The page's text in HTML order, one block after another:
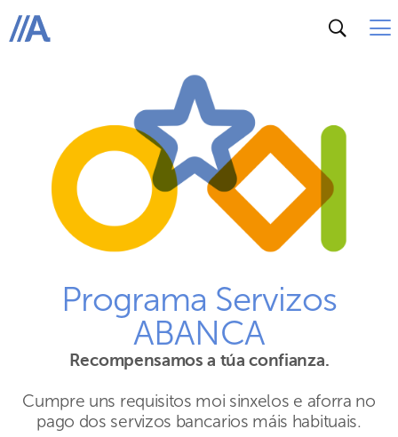
ABANCA
Programa Servizos
ABANCA
Recompensamos a túa confianza.
Cumpre uns requisitos moi sinxelos e aforra no
pago dos servizos bancarios máis habituais.